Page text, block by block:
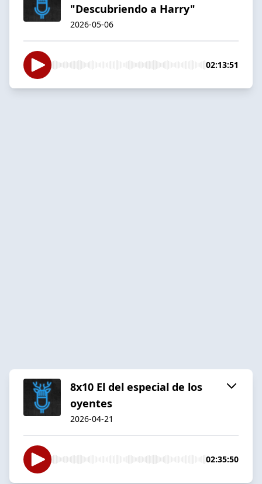
"Descubriendo a Harry"
2026-05-06
02:13:51
8x10 El del especial de los
oyentes
2026-04-21
02:35:50